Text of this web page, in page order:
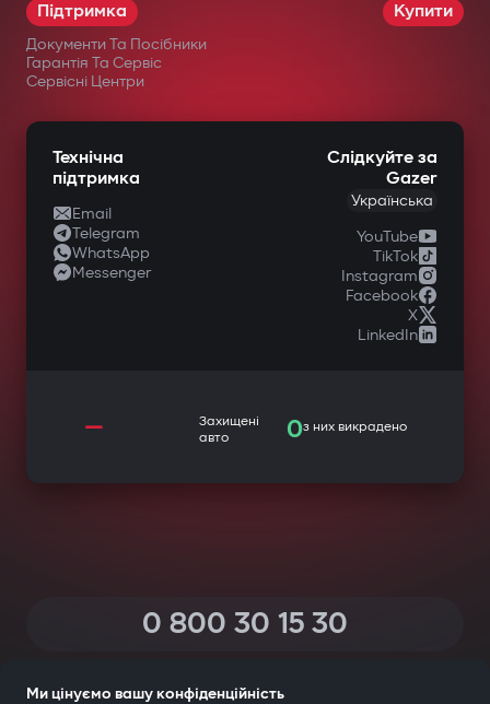
Підтримка
Документи Та Посібники
Гарантія Та Сервіс
Сервісні Центри
Купити
Технічна
підтримка
Email
Telegram
WhatsApp
Messenger
Слідкуйте за
Gazer
Українська
YouTube
TikTok
Instagram
Facebook
X
LinkedIn
—
Захищені
авто
0з них викрадено
0 800 30 15 30
Ми цінуємо вашу конфіденційність